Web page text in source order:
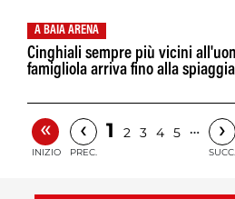
A BAIA ARENA
Cinghiali sempre più vicini
famigliola arriva fino alla spiaggia
«
INIZIO
‹
PREC.
1 2 3 4 5 … ›
SUCC.